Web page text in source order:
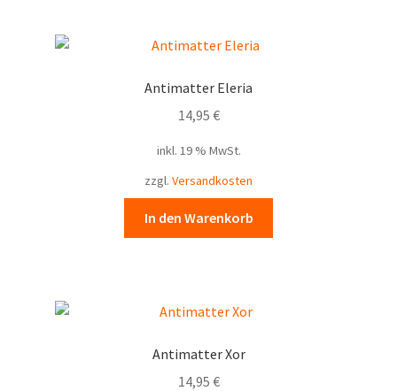
Antimatter Eleria
14,95 €
inkl. 19 % MwSt.
zzgl. Versandkosten
In den Warenkorb
Antimatter Xor
14,95 €